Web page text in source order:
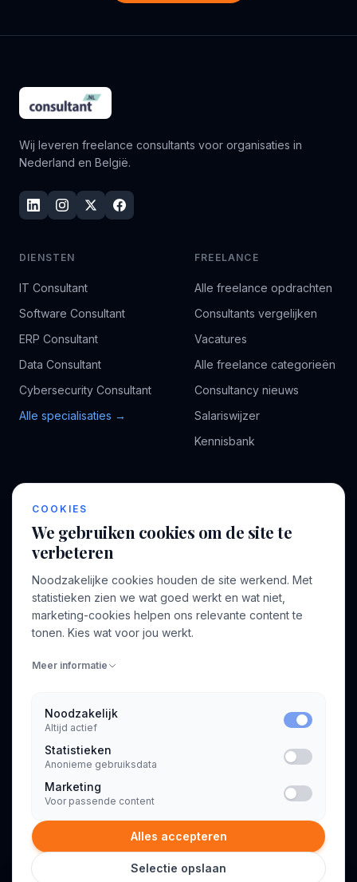
Wij leveren freelance consultants voor organisaties in
Nederland en België.
DIENSTEN
IT Consultant
Software Consultant
ERP Consultant
Data Consultant
Cybersecurity Consultant
Alle specialisaties →
FREELANCE
Alle freelance opdrachten
Consultants vergelijken
Vacatures
Alle freelance categorieën
Consultancy nieuws
Salariswijzer
Kennisbank
BEDRIJF
Bedrijven
Blog
Contact
VOOR CONSULTANTS
Inloggen
INFORMATIE
Privacyverklaring
© 2026 Consultant.nl. Alle rechten voorbehouden.
COOKIES
We gebruiken cookies om de site te
verbeteren
Noodzakelijke cookies houden de site werkend. Met
statistieken zien we wat goed werkt en wat niet,
marketing-cookies helpen ons relevante content te
tonen. Kies wat voor jou werkt.
Meer informatie
Noodzakelijk
Altijd actief
Statistieken
Anonieme gebruiksdata
Marketing
Voor passende content
Alles accepteren
Selectie opslaan